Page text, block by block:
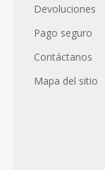
Devoluciones
Pago seguro
Contáctanos
Mapa del sitio